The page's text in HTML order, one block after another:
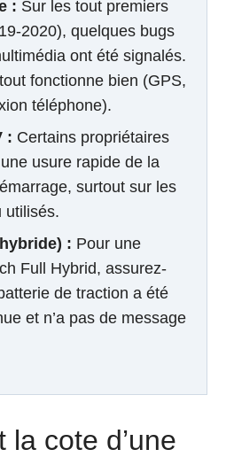
: Sur les tout premiers
2020), quelques bugs
ont été signalés.
fonctionne bien (GPS,
téléphone).
: Certains propriétaires
usure rapide de la
surtout sur les
utilisés.
: Pour une
Full Hybrid, assurez-
de traction a été
et n’a pas de message
la cote d’une